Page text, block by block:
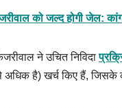
को जल्द होगी जेल:
ने उचित निविदा
है) खर्च किए हैं, जिसके